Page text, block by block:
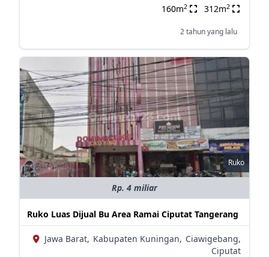
160m2 312m2
2 tahun yang lalu
Ruko
Rp. 4 miliar
Ruko Luas Dijual Bu Area Ramai Ciputat Tangerang
Jawa Barat, Kabupaten Kuningan, Ciawigebang,
Ciputat